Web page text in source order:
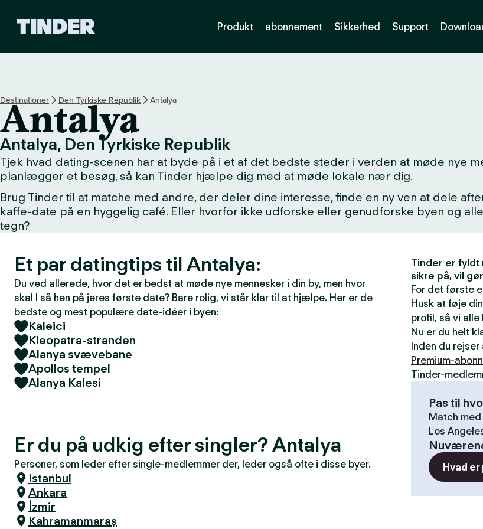
s
s
a
t
s
d
e
Produkt abonnement Sikkerhed Support
Destinationer Den Tyrkiske Republik Antalya
Antalya
Antalya, Den Tyrkiske Republik
Tjek hvad dating-scenen har at byde på i et af det bedste steder i verden at møde nye
planlægger et besøg, så kan Tinder hjælpe dig med at møde lokale nær dig.
Brug Tinder til at matche med andre, der deler dine interesse, finde en ny ven at dele
kaffe-date på en hyggelig café. Eller hvorfor ikke udforske eller genudforske byen og
tegn?
Et par datingtips til Antalya:
Du ved allerede, hvor det er bedst at møde nye mennesker i din by, men hvor
skal I så hen på jeres første date? Bare rolig, vi står klar til at hjælpe. Her er de
bedste og mest populære date-idéer i byen:
Kaleici
Kleopatra-stranden
Alanya svævebane
Apollos tempel
Alanya Kalesi
Er du på udkig efter singler? Antalya
Personer, som leder efter single-medlemmer der, leder også ofte i disse byer.
Istanbul
Ankara
İzmir
Kahramanmaraş
Tinder er fyldt
sikre på, vil
For det første
Husk at føje
profil, så vi
Nu er du helt
Inden du
Premium-
Tinder-
Pas til
Match
Los
Hvad er